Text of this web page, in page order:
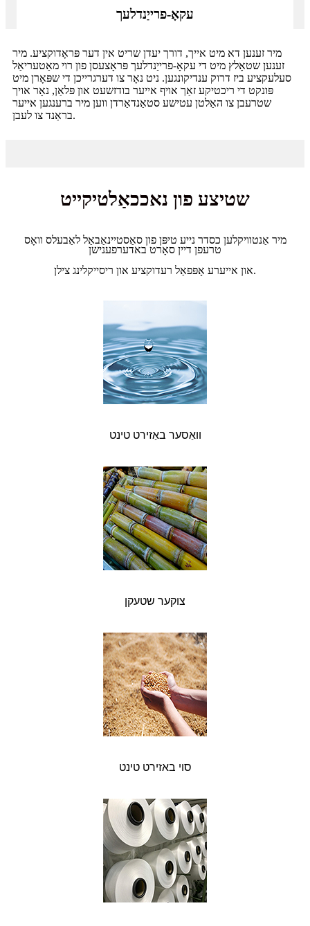
עקאָ-פרייַנדלעך
מיר זענען דא מיט אייך, דורך יעדן שריט אין דער פּראָדוקציע. מיר
זענען שטאָלץ מיט די עקאָ-פרייַנדלעך פּראָצעסן פון רוי מאַטעריאַל
סעלעקציע ביז דרוק ענדיקונגען. ניט נאָר צו דערגרייכן די שפּאָרן מיט
פּונקט די ריכטיקע זאַך אויף אייער בודזשעט און פּלאַן, נאָר אויך
שטרעבן צו האַלטן עטישע סטאַנדאַרדן ווען מיר ברענגען אייער
בראַנד צו לעבן.
שטיצע פון ​​נאככאַלטיקייט
מיר אַנטוויקלען כסדר נייע טיפּן פון סאַסטיינאַבאַל לאַבעלס וואָס
טרעפן דיין סאָרט באדערפענישן
און אייערע אָפּפאַל רעדוקציע און ריסייקלינג צילן.
וואַסער באַזירט טינט
צוקער שטעקן
סוי באזירט טינט